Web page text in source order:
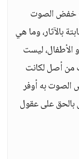
خفض الصوت
بالآثار، وما هي
الأطفال، ليست
من أصل لكانت
الصوت به أوفر
بالحق على عقول